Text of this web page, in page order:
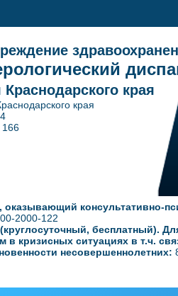
края
края
консультативно-
2000-122
бесплатный).
в кризисных ситуациях в т.ч.
несовершеннолетних: